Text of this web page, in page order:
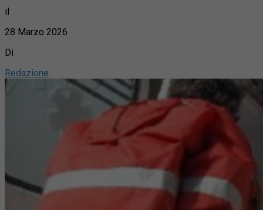
il
28 Marzo 2026
Di
Redazione